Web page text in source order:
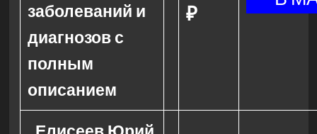
заболеваний и
диагнозов с
полным
описанием
₽